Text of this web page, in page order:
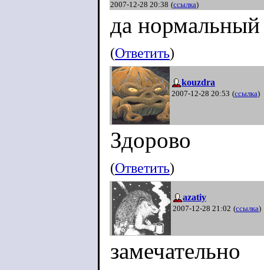
2007-12-28 20:38 (ссылка)
да нормальный
(Ответить)
kouzdra
2007-12-28 20:53 (ссылка)
Здорово
(Ответить)
azatiy
2007-12-28 21:02 (ссылка)
замечательно